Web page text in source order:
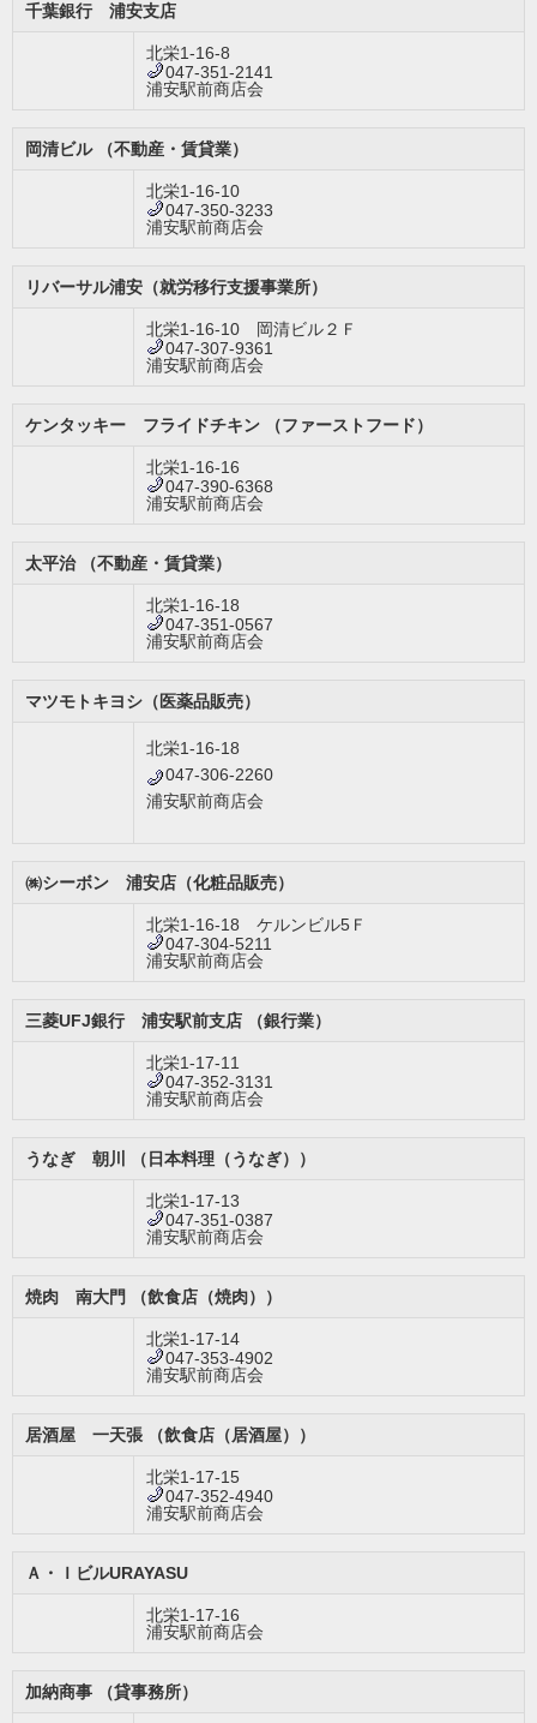
千葉銀行 浦安支店
北栄1-16-8
047-351-2141
浦安駅前商店会
岡清ビル （不動産・賃貸業）
北栄1-16-10
047-350-3233
浦安駅前商店会
リバーサル浦安（就労移行支援事業所）
北栄1-16-10 岡清ビル２Ｆ
047-307-9361
浦安駅前商店会
ケンタッキー フライドチキン （ファーストフード）
北栄1-16-16
047-390-6368
浦安駅前商店会
太平治 （不動産・賃貸業）
北栄1-16-18
047-351-0567
浦安駅前商店会
マツモトキヨシ（医薬品販売）
北栄1-16-18
047-306-2260
浦安駅前商店会
㈱シーボン 浦安店（化粧品販売）
北栄1-16-18 ケルンビル5Ｆ
047-304-5211
浦安駅前商店会
三菱UFJ銀行 浦安駅前支店 （銀行業）
北栄1-17-11
047-352-3131
浦安駅前商店会
うなぎ 朝川 （日本料理（うなぎ））
北栄1-17-13
047-351-0387
浦安駅前商店会
焼肉 南大門 （飲食店（焼肉））
北栄1-17-14
047-353-4902
浦安駅前商店会
居酒屋 一天張 （飲食店（居酒屋））
北栄1-17-15
047-352-4940
浦安駅前商店会
Ａ・ＩビルURAYASU
北栄1-17-16
浦安駅前商店会
加納商事 （貸事務所）